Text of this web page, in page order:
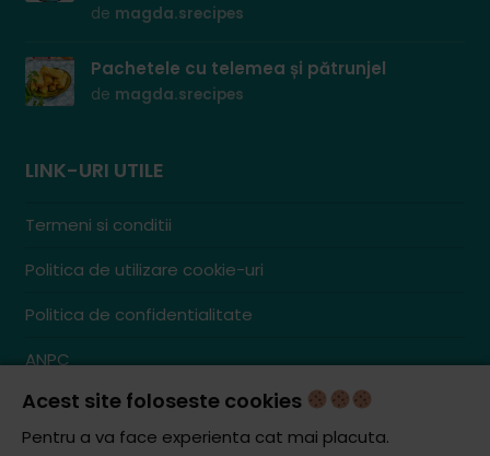
de magda.srecipes
Pachetele cu telemea și pătrunjel
de magda.srecipes
LINK-URI UTILE
Termeni si conditii
Politica de utilizare cookie-uri
Politica de confidentialitate
ANPC
Contact
S.C. ZENCOM MEDIA GROUP SRL
Acest site foloseste cookies
Pentru a va face experienta cat mai placuta.